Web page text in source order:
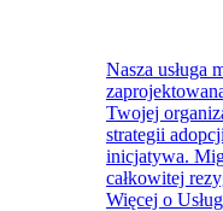
Nasza usługa
Twojej
strategii
inicjatywa.
całkowitej
Więcej o